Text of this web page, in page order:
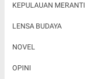
KEPULAUAN MERANTI
LENSA BUDAYA
NOVEL
OPINI